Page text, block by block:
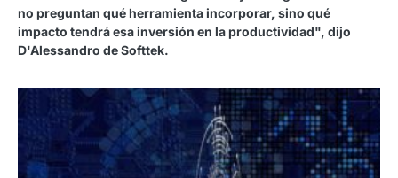
no preguntan qué herramienta incorporar, sino qué
impacto tendrá esa inversión en la productividad", dijo
D'Alessandro de Softtek.